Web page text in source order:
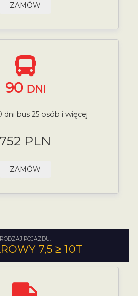
ZAMÓW
90 DNI
dni bus 25 osób i więcej
752 PLN
ZAMÓW
RODZAJ POJAZDU:
7,5 ≥ 10T